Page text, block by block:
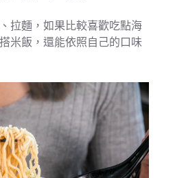
拉麵，如果比較喜歡吃點海
米飯，還能依照自己的口味